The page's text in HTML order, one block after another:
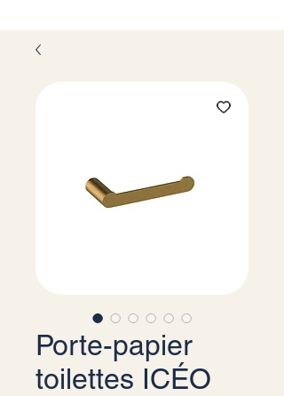
Porte-papier
toilettes ICÉO